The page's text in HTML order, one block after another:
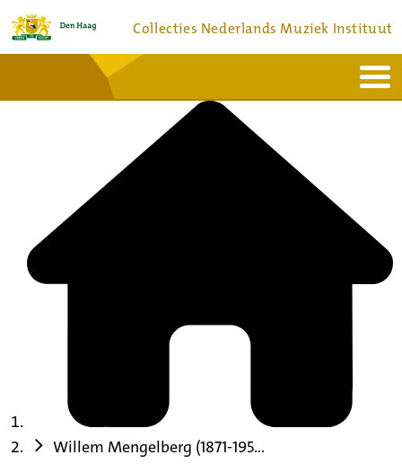
Collecties Nederlands Muziek Instituut
Bronnen en collecties
Willem Mengelberg (1871-195...